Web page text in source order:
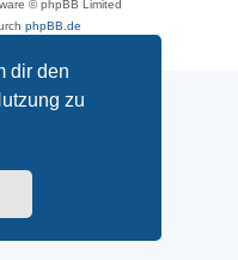
dir den
zu
© phpBB Limited
phpBB.de